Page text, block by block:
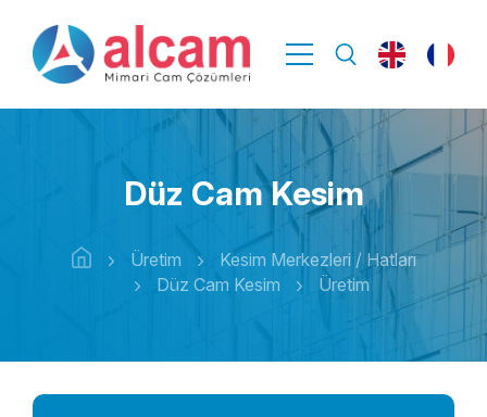
Düz Cam Kesim
Üretim
Kesim Merkezleri / Hatları
Düz Cam Kesim
Üretim